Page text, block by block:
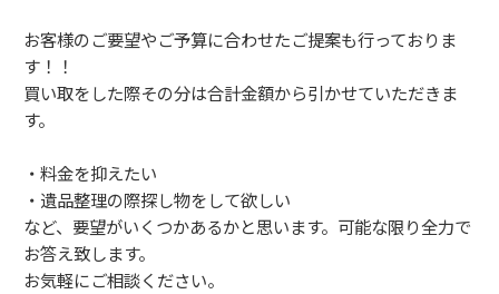
お客様のご要望やご予算に合わせたご提案も行っておりま
す！！
買い取をした際その分は合計金額から引かせていただきま
す。
・料金を抑えたい
・遺品整理の際探し物をして欲しい
など、要望がいくつかあるかと思います。可能な限り全力で
お答え致します。
お気軽にご相談ください。